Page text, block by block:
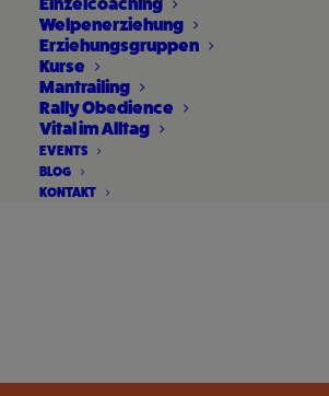
Welpenerziehung
Erziehungsgruppen
Kurse
Mantrailing
Rally Obedience
Vital im Alltag
EVENTS
BLOG
KONTAKT
Erziehung